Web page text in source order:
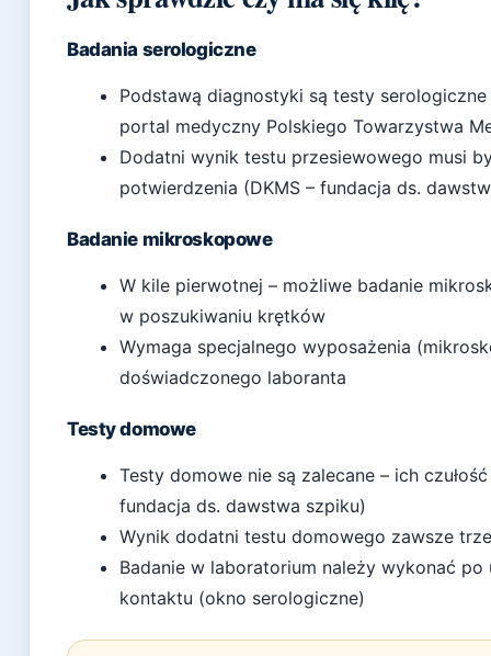
Badania serologiczne
Podstawą diagnostyki są testy serologiczne
portal medyczny Polskiego Towarzystwa
Dodatni wynik testu przesiewowego musi
potwierdzenia (DKMS – fundacja ds.
Badanie mikroskopowe
W kile pierwotnej – możliwe badanie
w poszukiwaniu krętków
Wymaga specjalnego wyposażenia
doświadczonego laboranta
Testy domowe
Testy domowe nie są zalecane – ich
fundacja ds. dawstwa szpiku)
Wynik dodatni testu domowego zawsze
Badanie w laboratorium należy wykonać
kontaktu (okno serologiczne)